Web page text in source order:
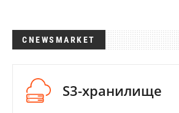
CNEWSMARKET
S3-хранилище